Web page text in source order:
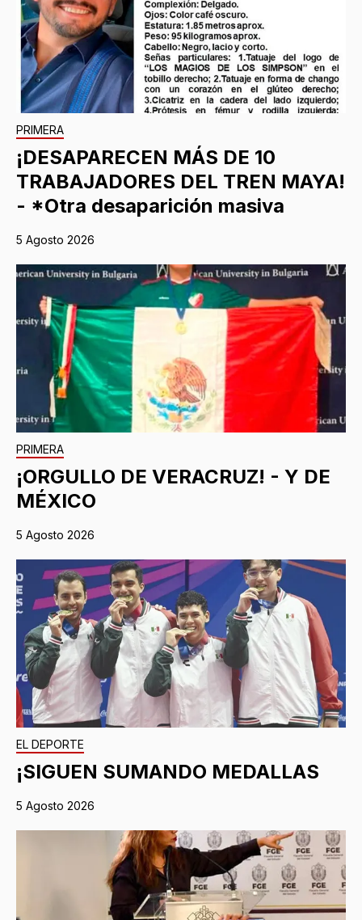
PRIMERA
¡DESAPARECEN MÁS DE 10
TRABAJADORES DEL TREN MAYA!
- *Otra desaparición masiva
5 Agosto 2026
PRIMERA
¡ORGULLO DE VERACRUZ! - Y DE
MÉXICO
5 Agosto 2026
EL DEPORTE
¡SIGUEN SUMANDO MEDALLAS
5 Agosto 2026